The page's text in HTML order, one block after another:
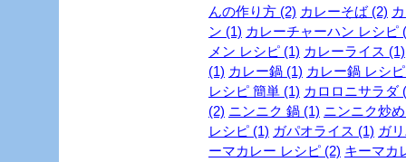
んの作り方 (2) カレーそば (2)
ン (1) カレーチャーハン レシピ
メン レシピ (1) カレーライス (1)
(1) カレー鍋 (1) カレー鍋 レシ
レシピ 簡単 (1) カロロニサラダ
(2) ニンニク 鍋 (1) ニンニク炒
レシピ (1) ガパオライス (1) ガ
ーマカレー レシピ (2) キーマカ